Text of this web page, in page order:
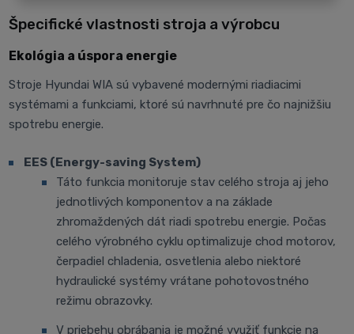
Špecifické vlastnosti stroja a výrobcu
Ekológia a úspora energie
Stroje Hyundai WIA sú vybavené modernými riadiacimi
systémami a funkciami, ktoré sú navrhnuté pre čo najnižšiu
spotrebu energie.
EES (Energy-saving System)
Táto funkcia monitoruje stav celého stroja aj jeho
jednotlivých komponentov a na základe
zhromaždených dát riadi spotrebu energie. Počas
celého výrobného cyklu optimalizuje chod motorov,
čerpadiel chladenia, osvetlenia alebo niektoré
hydraulické systémy vrátane pohotovostného
režimu obrazovky.
V priebehu obrábania je možné využiť funkcie na